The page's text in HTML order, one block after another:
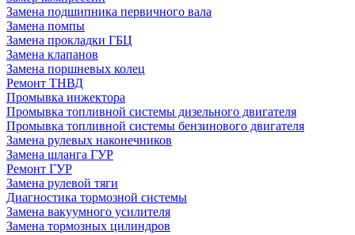
Замена подшипника первичного вала
Замена помпы
Замена прокладки ГБЦ
Замена клапанов
Замена поршневых колец
Ремонт ТНВД
Промывка инжектора
Промывка топливной системы дизельного двигателя
Промывка топливной системы бензинового двигателя
Замена рулевых наконечников
Замена шланга ГУР
Ремонт ГУР
Замена рулевой тяги
Диагностика тормозной системы
Замена вакуумного усилителя
Замена тормозных цилиндров